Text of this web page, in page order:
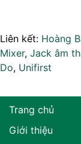
Liên kết: Hoàng
Mixer, Jack âm
Do, Unifirst
Trang chủ
Giới thiệu